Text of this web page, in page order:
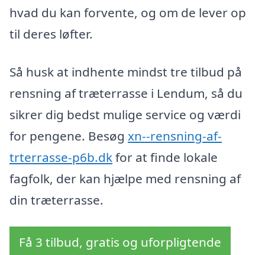
hvad du kan forvente, og om de lever op
til deres løfter.
Så husk at indhente mindst tre tilbud på
rensning af træterrasse i Lendum, så du
sikrer dig bedst mulige service og værdi
for pengene. Besøg xn--rensning-af-
trterrasse-p6b.dkfor at finde lokale
fagfolk, der kan hjælpe med rensning af
din træterrasse.
Få 3 tilbud, gratis og uforpligtende